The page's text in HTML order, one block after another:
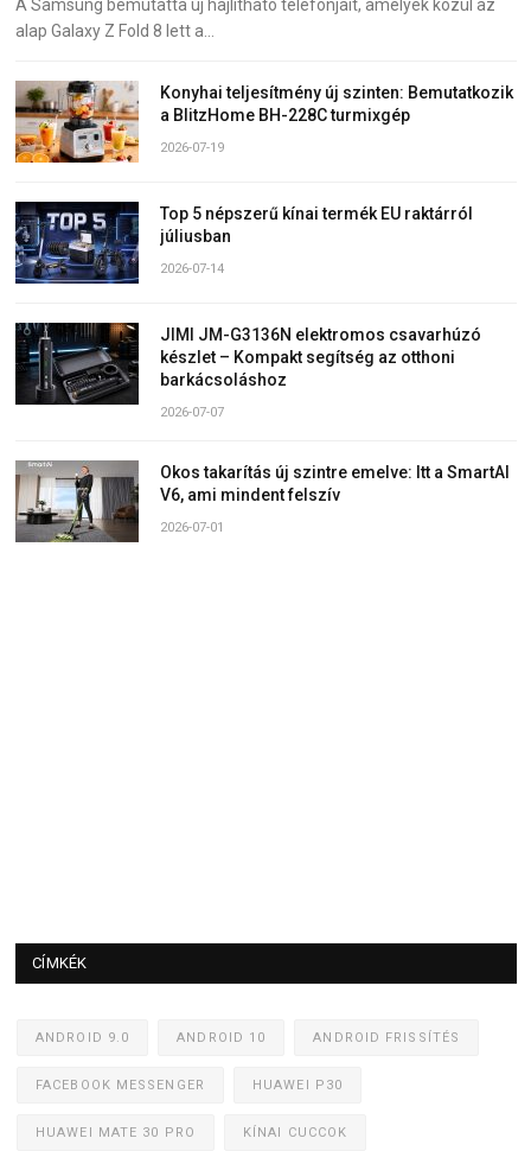
A Samsung bemutatta új hajlítható telefonjait, amelyek közül az
alap Galaxy Z Fold 8 lett a…
Konyhai teljesítmény új szinten: Bemutatkozik
a BlitzHome BH-228C turmixgép
2026-07-19
Top 5 népszerű kínai termék EU raktárról
júliusban
2026-07-14
JIMI JM-G3136N elektromos csavarhúzó
készlet – Kompakt segítség az otthoni
barkácsoláshoz
2026-07-07
Okos takarítás új szintre emelve: Itt a SmartAI
V6, ami mindent felszív
2026-07-01
CÍMKÉK
ANDROID 9.0 ANDROID 10 ANDROID FRISSÍTÉS
FACEBOOK MESSENGER HUAWEI P30
HUAWEI MATE 30 PRO KÍNAI CUCCOK